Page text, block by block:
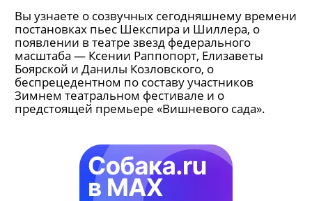
Вы узнаете о созвучных сегодняшнему времени
постановках пьес Шекспира и Шиллера, о
появлении в театре звезд федерального
масштаба — Ксении Раппопорт, Елизаветы
Боярской и Данилы Козловского, о
беспрецедентном по составу участников
Зимнем театральном фестивале и о
предстоящей премьере «Вишневого сада».